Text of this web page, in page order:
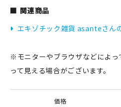
おしらせ
新規会員登録
関連商品
エキゾチック雑貨 asanteさん
※モニターやブラウザなどによっ
って見える場合がございます。
価格